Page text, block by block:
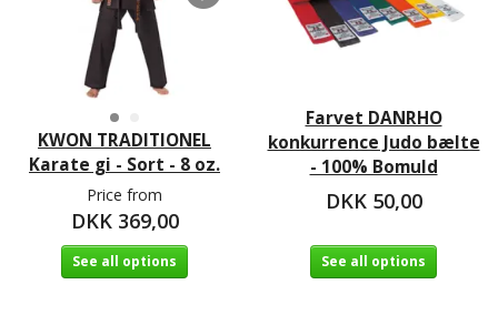
KWON TRADITIONEL
Karate gi - Sort - 8 oz.
Price from
DKK 369,00
See all options
Farvet DANRHO
konkurrence Judo bælte
- 100% Bomuld
DKK 50,00
See all options